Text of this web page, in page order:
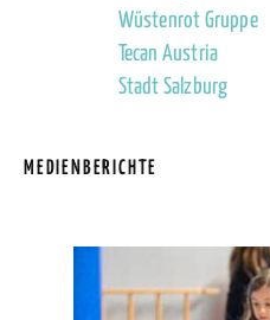
Wüstenrot Gruppe
Tecan Austria
Stadt Salzburg
MEDIENBERICHTE